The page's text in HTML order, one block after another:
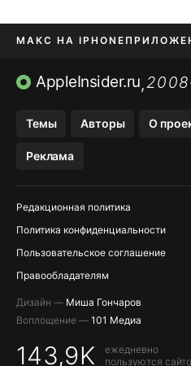
МАКС НА IPHONE
TIKTOK НА IPHONE
AppleInsider.ru,
Темы Авторы О
Реклама
Редакционная политика
Политика конфиденциальности
Пользовательское соглашение
Правообладателям
Дизайн — Миша Гончаров
Воплощение — 101 Медиа
143,9K
ежедневно
пользуются